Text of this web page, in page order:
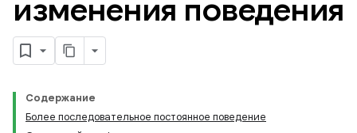
изменения поведения
Содержание
Более последовательное постоянное поведение